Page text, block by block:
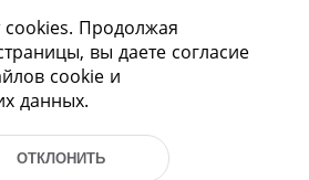
116
Беларусь, 220114
37 37, Факс: (+375 17)
cookies. Продолжая
вы даете согласие
cookie и
данных.
ОТКЛОНИТЬ